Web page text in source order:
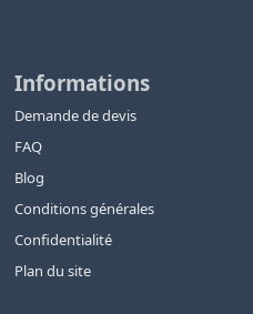
Informations
Demande de devis
FAQ
Blog
Conditions générales
Confidentialité
Plan du site